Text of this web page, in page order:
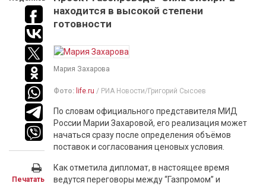
Печатать
находится в высокой степени
готовности
Мария Захарова
Фото: life.ru / РИА Новости/Григорий Сысоев
По словам официального представителя МИД
России Марии Захаровой, его реализация может
начаться сразу после определения объёмов
поставок и согласования ценовых условия.
Как отметила дипломат, в настоящее время
ведутся переговоры между “Газпромом” и